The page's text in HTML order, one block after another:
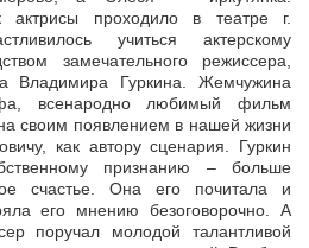
актрисы проходило в театре г.
учиться актерскому
замечательного режиссера,
Владимира Гуркина. Жемчужина
всенародно любимый фильм
своим появлением в нашей жизни
как автору сценария. Гуркин
признанию – больше
счастье. Она его почитала и
его мнению безоговорочно. А
поручал молодой талантливой